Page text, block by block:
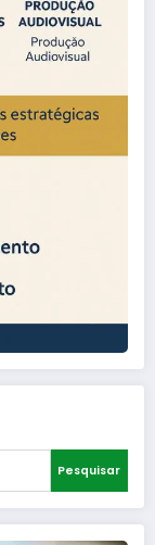
Pesquisar